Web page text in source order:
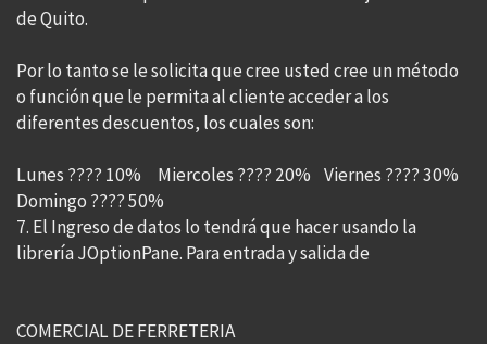
de Quito.
Por lo tanto se le solicita que cree usted cree un método
o función que le permita al cliente acceder a los
diferentes descuentos, los cuales son:
Lunes ???? 10% Miercoles ???? 20% Viernes ???? 30%
Domingo ???? 50%
7. El Ingreso de datos lo tendrá que hacer usando la
librería JOptionPane. Para entrada y salida de
COMERCIAL DE FERRETERIA